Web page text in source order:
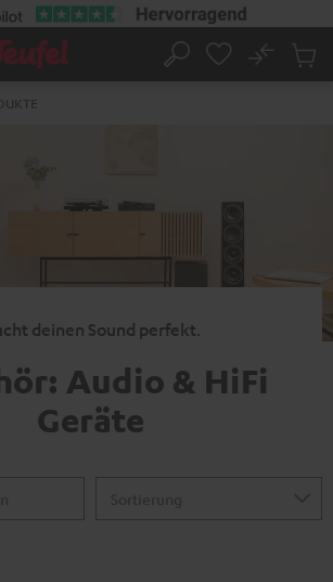
Suche
No
deinen Sound perfekt.
Audio & HiFi
Geräte